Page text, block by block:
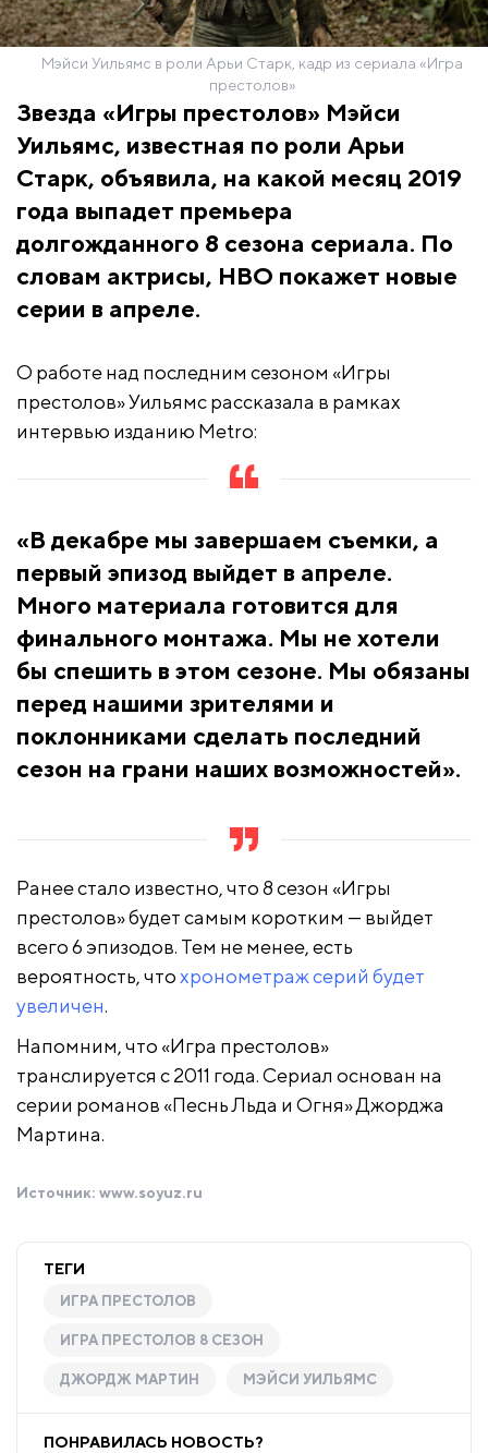
Мэйси Уильямс в роли Арьи Старк, кадр из сериала «Игра
престолов»
Звезда «Игры престолов» Мэйси
Уильямс, известная по роли Арьи
Старк, объявила, на какой месяц 2019
года выпадет премьера
долгожданного 8 сезона сериала. По
словам актрисы, HBO покажет новые
серии в апреле.
О работе над последним сезоном «Игры
престолов» Уильямс рассказала в рамках
интервью изданию Metro:
«В декабре мы завершаем съемки, а
первый эпизод выйдет в апреле.
Много материала готовится для
финального монтажа. Мы не хотели
бы спешить в этом сезоне. Мы обязаны
перед нашими зрителями и
поклонниками сделать последний
сезон на грани наших возможностей».
Ранее стало известно, что 8 сезон «Игры
престолов» будет самым коротким — выйдет
всего 6 эпизодов. Тем не менее, есть
вероятность, чтохронометраж серий будет
увеличен.
Напомним, что «Игра престолов»
транслируется с 2011 года. Сериал основан на
серии романов «Песнь Льда и Огня» Джорджа
Мартина.
Источник: www.soyuz.ru
ТЕГИ
ИГРА ПРЕСТОЛОВ
ИГРА ПРЕСТОЛОВ 8 СЕЗОН
ДЖОРДЖ МАРТИН МЭЙСИ УИЛЬЯМС
ПОНРАВИЛАСЬ НОВОСТЬ?